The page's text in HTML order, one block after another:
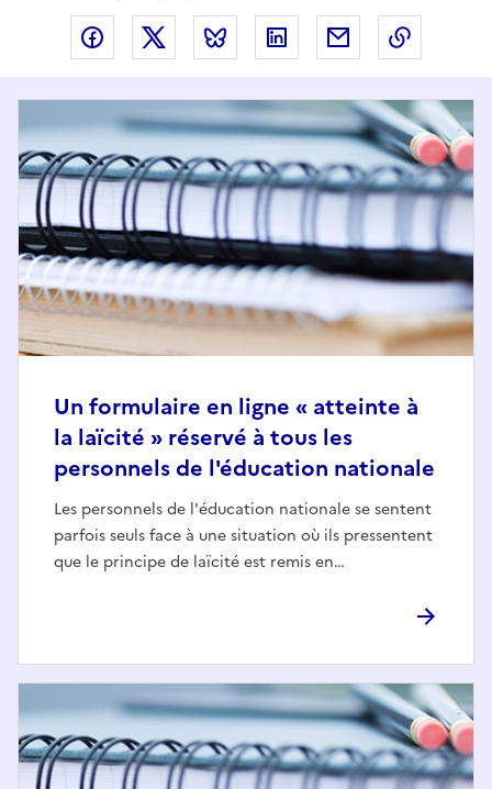
Partager via Facebook
Partager via XPartager via Bluesky
Partager via LinkedIn
Partager par
Un formulaire en ligne « atteinte à
la laïcité » réservé à tous les
personnels de l'éducation nationale
Les personnels de l'éducation nationale se sentent
parfois seuls face à une situation où ils pressentent
que le principe de laïcité est remis en…